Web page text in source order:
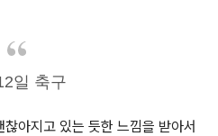
일 축구
아지고 있는 듯한 느낌을 받아서